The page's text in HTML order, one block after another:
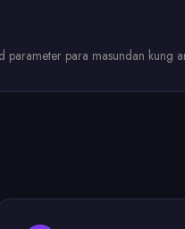
para masundan kung